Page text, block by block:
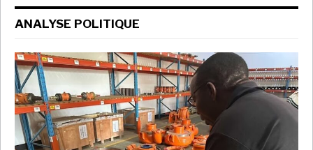
ANALYSE POLITIQUE